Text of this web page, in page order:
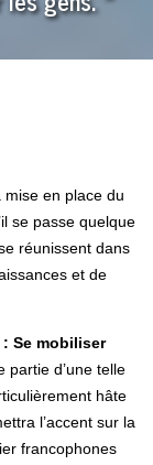
en place du
se passe quelque
réunissent dans
et de
Se mobiliser
partie d’une telle
hâte
l’accent sur la
francophones